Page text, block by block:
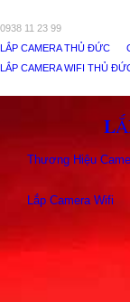
0938 11 23 99
LẮP CAMERA THỦ ĐỨC
LẮP CAMERA WIFI THỦ
Thương Hiệu
Lắp Camera Wifi